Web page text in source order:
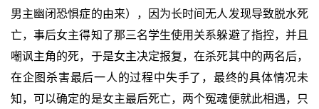
男主幽闭恐惧症的由来），因为长时间无人发现导致脱水死
亡，事后女主得知了那三名学生使用关系躲避了指控，并且
嘲讽主角的死，于是女主决定报复，在杀死其中的两名后，
在企图杀害最后一人的过程中失手了，最终的具体情况未
知，可以确定的是女主最后死亡，两个冤魂便就此相遇，只